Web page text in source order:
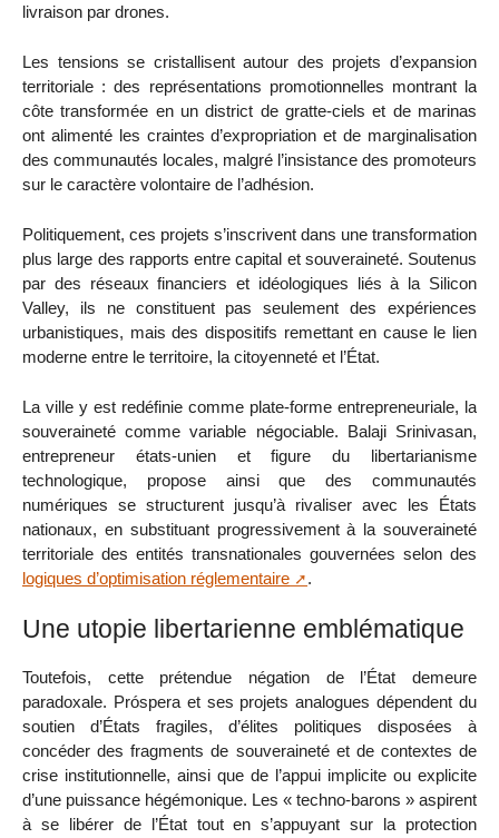
livraison par drones.
Les tensions se cristallisent autour des projets d’expansion
territoriale : des représentations promotionnelles montrant la
côte transformée en un district de gratte-ciels et de marinas
ont alimenté les craintes d’expropriation et de marginalisation
des communautés locales, malgré l’insistance des promoteurs
sur le caractère volontaire de l’adhésion.
Politiquement, ces projets s’inscrivent dans une transformation
plus large des rapports entre capital et souveraineté. Soutenus
par des réseaux financiers et idéologiques liés à la Silicon
Valley, ils ne constituent pas seulement des expériences
urbanistiques, mais des dispositifs remettant en cause le lien
moderne entre le territoire, la citoyenneté et l’État.
La ville y est redéfinie comme plate-forme entrepreneuriale, la
souveraineté comme variable négociable. Balaji Srinivasan,
entrepreneur états-unien et figure du libertarianisme
technologique, propose ainsi que des communautés
numériques se structurent jusqu’à rivaliser avec les États
nationaux, en substituant progressivement à la souveraineté
territoriale des entités transnationales gouvernées selon des
logiques d’optimisation réglementaire
.
Une utopie libertarienne emblématique
Toutefois, cette prétendue négation de l’État demeure
paradoxale. Próspera et ses projets analogues dépendent du
soutien d’États fragiles, d’élites politiques disposées à
concéder des fragments de souveraineté et de contextes de
crise institutionnelle, ainsi que de l’appui implicite ou explicite
d’une puissance hégémonique. Les « techno-barons » aspirent
à se libérer de l’État tout en s’appuyant sur la protection